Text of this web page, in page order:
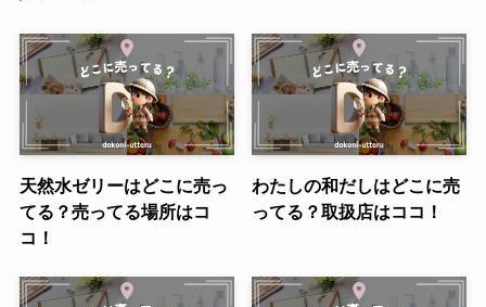
天然水ゼリーはどこに売っ
てる？売ってる場所はコ
コ！
わたしの和だしはどこに売
ってる？取扱店はココ！